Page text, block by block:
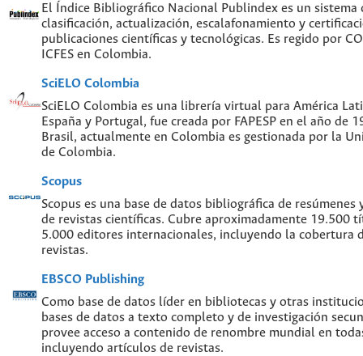
El Índice Bibliográfico Nacional Publindex es un
clasificación, actualización, escalafonamiento y
publicaciones científicas y tecnológicas. Es regido por
ICFES en Colombia.
SciELO Colombia
SciELO Colombia es una librería virtual para América
España y Portugal, fue creada por FAPESP en el año de
Brasil, actualmente en Colombia es gestionada por la
de Colombia.
Scopus
Scopus es una base de datos bibliográfica de
de revistas científicas. Cubre aproximadamente 19.500
5.000 editores internacionales, incluyendo la cobertura
revistas.
EBSCO Publishing
Como base de datos líder en bibliotecas y otras
bases de datos a texto completo y de investigación
provee acceso a contenido de renombre mundial en
incluyendo artículos de revistas.